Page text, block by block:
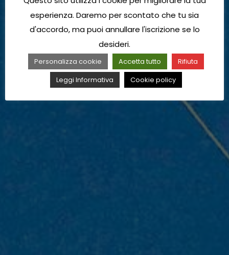
esperienza. Daremo per scontato che tu sia
d'accordo, ma puoi annullare l'iscrizione se lo
desideri.
Personalizza cookie Accetta tutto
Rifiuta
Leggi Informativa
Cookie policy